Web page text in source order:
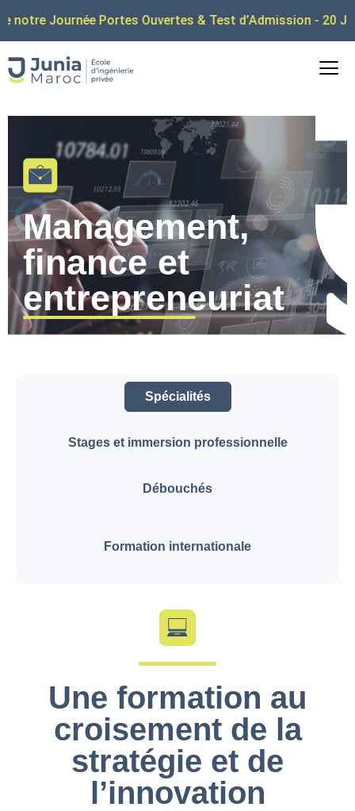
Portes Ouvertes & Test d’Admission - 20 Juin 2026
Management,
finance et
entrepreneuriat
Spécialités
Stages et immersion professionnelle
Débouchés
Formation internationale
Une formation au
croisement de la
stratégie et de
l’innovation